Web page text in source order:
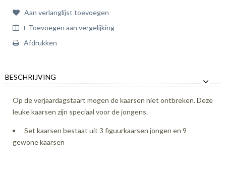
Aan verlanglijst toevoegen
+ Toevoegen aan vergelijking
Afdrukken
BESCHRIJVING
Op de verjaardagstaart mogen de kaarsen niet ontbreken. Deze
leuke kaarsen zijn speciaal voor de jongens.
Set kaarsen bestaat uit 3 figuurkaarsen jongen en 9
gewone kaarsen